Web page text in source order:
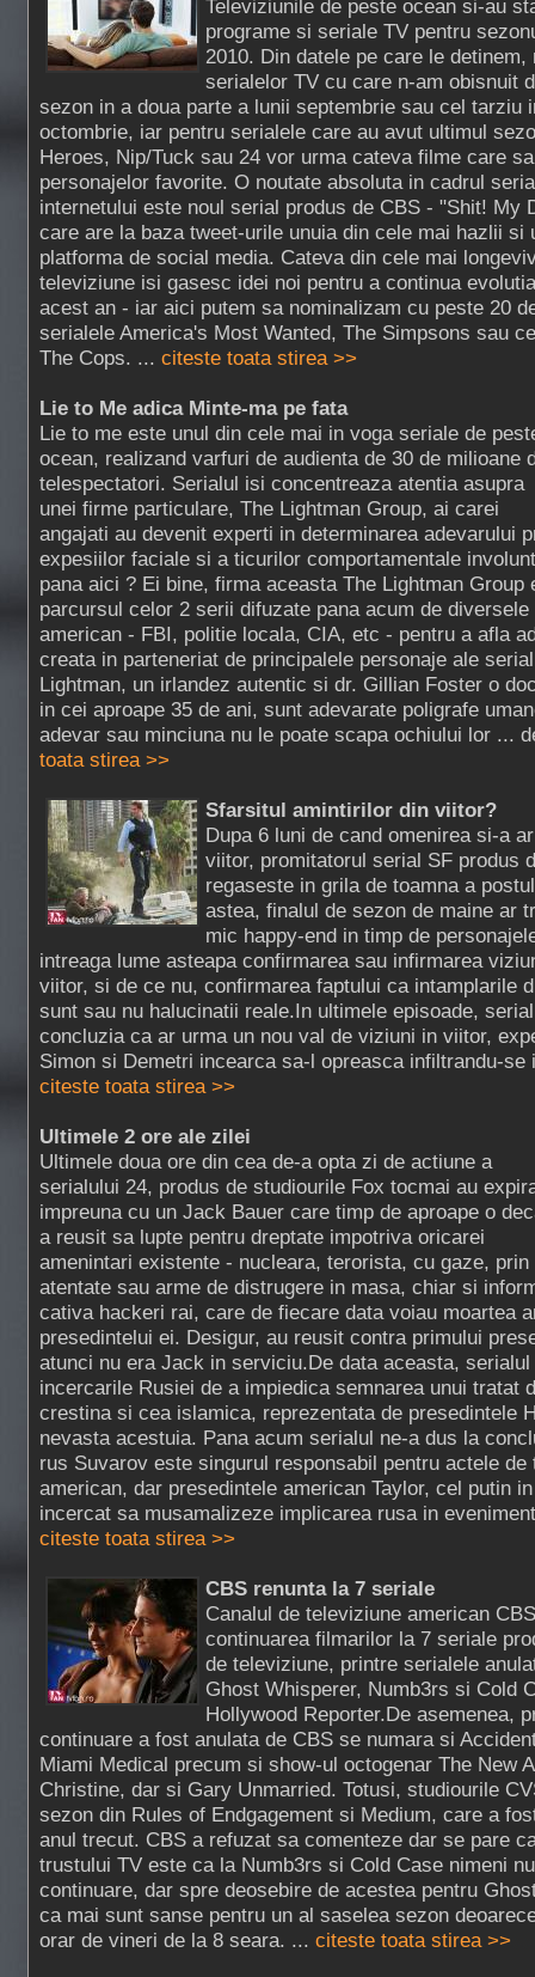
Televiziunile de peste ocean si-au
programe si seriale TV pentru
2010. Din datele pe care le detinem,
serialelor TV cu care n-am obisnuit
sezon in a doua parte a lunii septembrie sau cel tarziu
octombrie, iar pentru serialele care au avut ultimul
Heroes, Nip/Tuck sau 24 vor urma cateva filme care
personajelor favorite. O noutate absoluta in cadrul
internetului este noul serial produs de CBS - "Shit! My
care are la baza tweet-urile unuia din cele mai hazlii si
platforma de social media. Cateva din cele mai
televiziune isi gasesc idei noi pentru a continua
acest an - iar aici putem sa nominalizam cu peste 20
serialele America's Most Wanted, The Simpsons sau
The Cops. ... citeste toata stirea >>
Lie to Me adica Minte-ma pe fata
Lie to me este unul din cele mai in voga seriale de
ocean, realizand varfuri de audienta de 30 de milioane
telespectatori. Serialul isi concentreaza atentia asupra
unei firme particulare, The Lightman Group, ai carei
angajati au devenit experti in determinarea adevarului
expesiilor faciale si a ticurilor comportamentale
pana aici ? Ei bine, firma aceasta The Lightman Group
parcursul celor 2 serii difuzate pana acum de
american - FBI, politie locala, CIA, etc - pentru a afla
creata in parteneriat de principalele personaje ale
Lightman, un irlandez autentic si dr. Gillian Foster o
in cei aproape 35 de ani, sunt adevarate poligrafe
adevar sau minciuna nu le poate scapa ochiului lor ...
toata stirea >>
Sfarsitul amintirilor din viitor?
Dupa 6 luni de cand omenirea si-a
viitor, promitatorul serial SF produs
regaseste in grila de toamna a
astea, finalul de sezon de maine ar
mic happy-end in timp de
intreaga lume asteapa confirmarea sau infirmarea
viitor, si de ce nu, confirmarea faptului ca intamplarile
sunt sau nu halucinatii reale.In ultimele episoade,
concluzia ca ar urma un nou val de viziuni in viitor,
Simon si Demetri incearca sa-l opreasca infiltrandu-se
citeste toata stirea >>
Ultimele 2 ore ale zilei
Ultimele doua ore din cea de-a opta zi de actiune a
serialului 24, produs de studiourile Fox tocmai au
impreuna cu un Jack Bauer care timp de aproape o
a reusit sa lupte pentru dreptate impotriva oricarei
amenintari existente - nucleara, terorista, cu gaze, prin
atentate sau arme de distrugere in masa, chiar si
cativa hackeri rai, care de fiecare data voiau moartea
presedintelui ei. Desigur, au reusit contra primului
atunci nu era Jack in serviciu.De data aceasta,
incercarile Rusiei de a impiedica semnarea unui tratat
crestina si cea islamica, reprezentata de presedintele
nevasta acestuia. Pana acum serialul ne-a dus la
rus Suvarov este singurul responsabil pentru actele
american, dar presedintele american Taylor, cel putin
incercat sa musamalizeze implicarea rusa in
citeste toata stirea >>
CBS renunta la 7 seriale
Canalul de televiziune american
continuarea filmarilor la 7 seriale
de televiziune, printre serialele
Ghost Whisperer, Numb3rs si Cold
Hollywood Reporter.De asemenea,
continuare a fost anulata de CBS se numara si
Miami Medical precum si show-ul octogenar The New
Christine, dar si Gary Unmarried. Totusi, studiourile
sezon din Rules of Endgagement si Medium, care a
anul trecut. CBS a refuzat sa comenteze dar se pare
trustului TV este ca la Numb3rs si Cold Case nimeni
continuare, dar spre deosebire de acestea pentru
ca mai sunt sanse pentru un al saselea sezon
orar de vineri de la 8 seara. ... citeste toata stirea >>